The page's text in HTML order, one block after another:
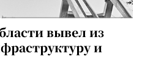
вывел из
и